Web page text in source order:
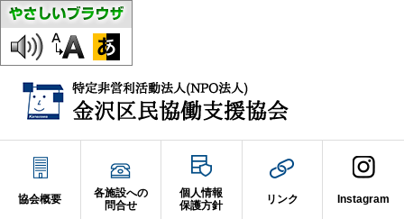
協会概要
各施設への
問合せ
個人情報
保護方針
リンク Instagram